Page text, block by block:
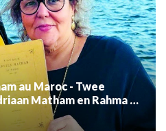
au Maroc - Twee
Matham en Rahma el